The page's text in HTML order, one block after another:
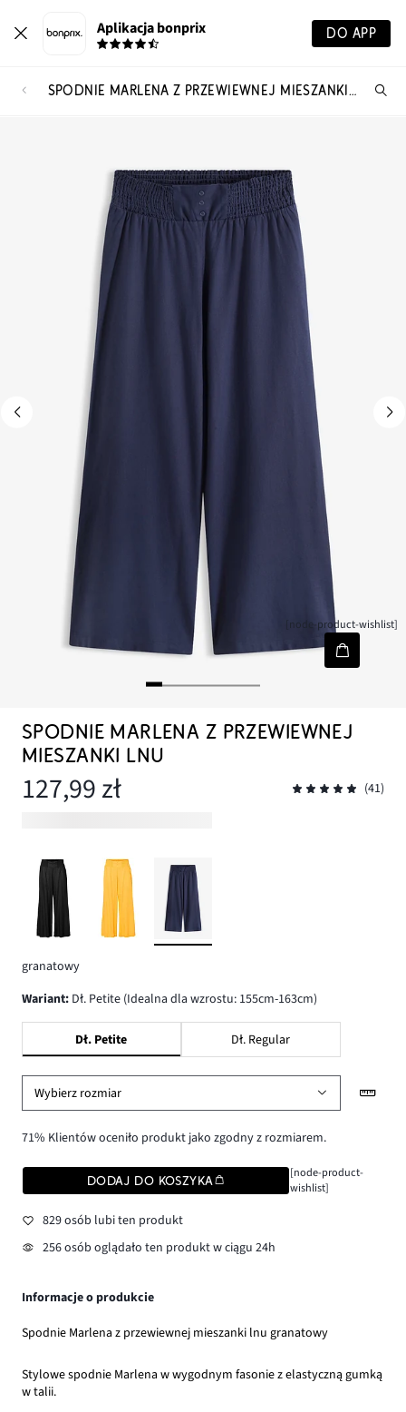
Aplikacja bonprix DO APP
SPODNIE MARLENA Z PRZEWIEWNEJ MIESZANKI LNU
[node-product-wishlist]
SPODNIE MARLENA Z PRZEWIEWNEJ
MIESZANKI LNU
127,99 zł (41)
granatowy
wariant: Dł. Petite (Idealna dla wzrostu: 155cm-163cm)
Dł. Petite Dł. Regular
Wybierz rozmiar
71% Klientów oceniło produkt jako zgodny z rozmiarem.
DODAJ DO KOSZYKA
[node-product-
wishlist]
829 osób lubi ten produkt
256 osób oglądało ten produkt w ciągu 24h
Informacje o produkcie
Spodnie Marlena z przewiewnej mieszanki lnu granatowy
Stylowe spodnie Marlena w wygodnym fasonie z elastyczną gumką
w talii.